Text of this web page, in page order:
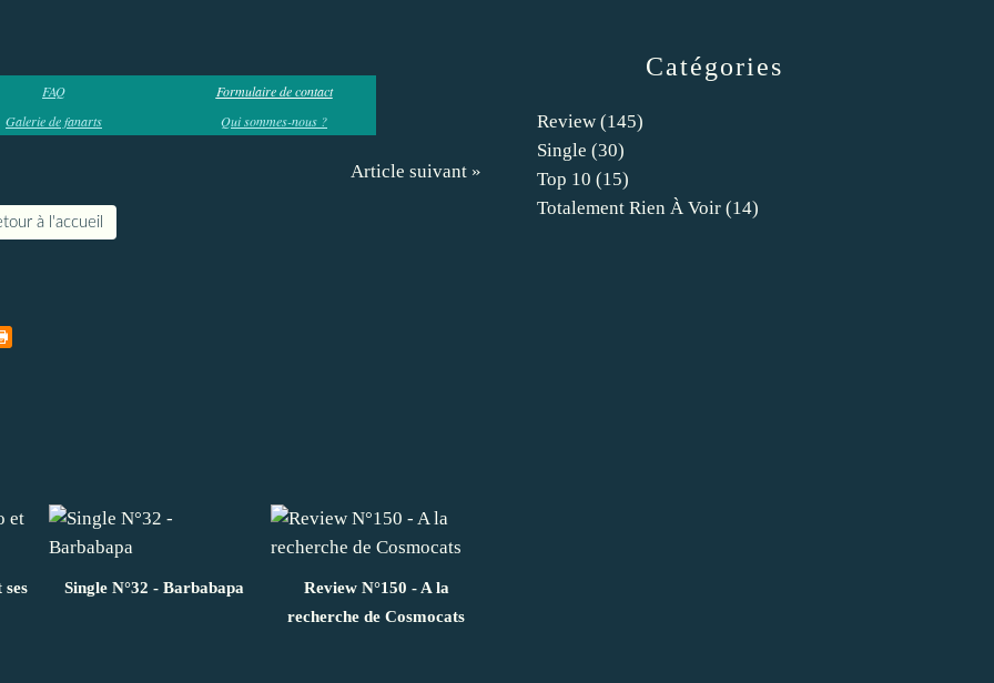
FAQ
Formulaire de contact
Galerie de fanarts Qui sommes-nous ?
Article suivant »
à l'accueil
Single N°32 - Barbabapa
Review N°150 - A la
recherche de Cosmocats
Catégories
Review (145)
Single (30)
Top 10 (15)
Totalement Rien À Voir (14)